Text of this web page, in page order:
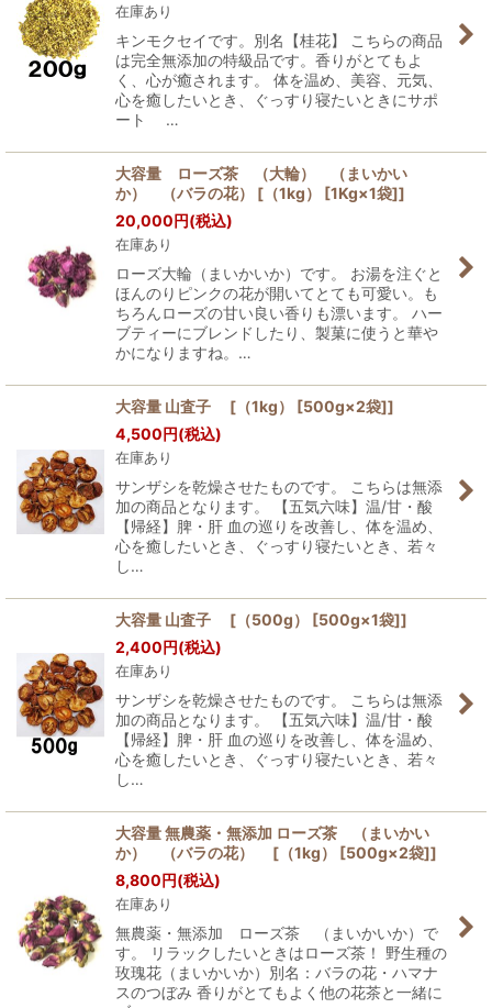
在庫あり
キンモクセイです。別名【桂花】 こちらの商品
は完全無添加の特級品です。香りがとてもよ
く、心が癒されます。 体を温め、美容、元気、
心を癒したいとき、ぐっすり寝たいときにサポ
ート …
大容量 ローズ茶 （大輪） （まいかい
か） （バラの花） [（1kg） [1Kg×1袋]]
20,000円(税込)
在庫あり
ローズ大輪（まいかいか）です。 お湯を注ぐと
ほんのりピンクの花が開いてとても可愛い。も
ちろんローズの甘い良い香りも漂います。 ハー
ブティーにブレンドしたり、製菓に使うと華や
かになりますね。…
大容量 山査子 [（1kg） [500g×2袋]]
4,500円(税込)
在庫あり
サンザシを乾燥させたものです。 こちらは無添
加の商品となります。 【五気六味】温/甘・酸
【帰経】脾・肝 血の巡りを改善し、体を温め、
心を癒したいとき、ぐっすり寝たいとき、若々
し…
大容量 山査子 [（500g） [500g×1袋]]
2,400円(税込)
在庫あり
サンザシを乾燥させたものです。 こちらは無添
加の商品となります。 【五気六味】温/甘・酸
【帰経】脾・肝 血の巡りを改善し、体を温め、
心を癒したいとき、ぐっすり寝たいとき、若々
し…
大容量 無農薬・無添加 ローズ茶 （まいかい
か） （バラの花） [（1kg） [500g×2袋]]
8,800円(税込)
在庫あり
無農薬・無添加 ローズ茶 （まいかいか）で
す。 リラックしたいときはローズ茶！ 野生種の
玫瑰花（まいかいか）別名：バラの花・ハマナ
スのつぼみ 香りがとてもよく他の花茶と一緒に